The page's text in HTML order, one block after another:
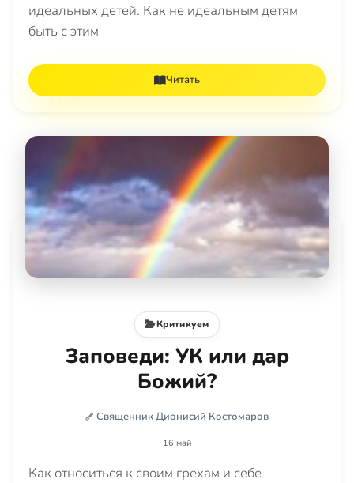
идеальных детей. Как не идеальным детям
быть с этим
Читать
Критикуем
Заповеди: УК или дар
Божий?
Священник Дионисий Костомаров
16 май
Как относиться к своим грехам и себе